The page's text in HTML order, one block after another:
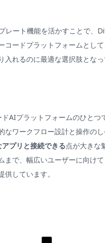
レート機能を活かすことで、
コードプラットフォームとし
入れるのに最適な選択肢とな
AIプラットフォームのひとつ
なワークフロー設計と操作の
プリと接続できる点が大きな
まで、幅広いユーザーに向け
しています。